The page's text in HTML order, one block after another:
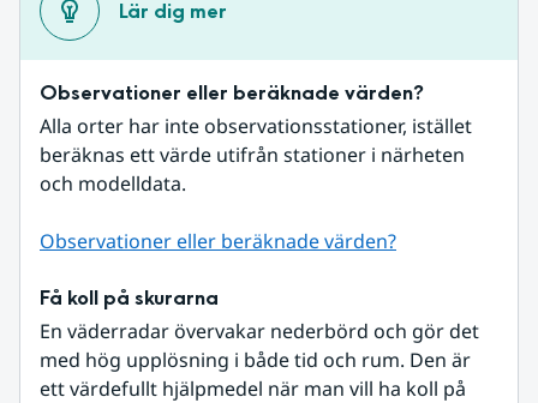
Lär dig mer
Observationer eller beräknade värden?
Alla orter har inte observationsstationer, istället
beräknas ett värde utifrån stationer i närheten
och modelldata.
Observationer eller beräknade värden?
Få koll på skurarna
En väderradar övervakar nederbörd och gör det
med hög upplösning i både tid och rum. Den är
ett värdefullt hjälpmedel när man vill ha koll på